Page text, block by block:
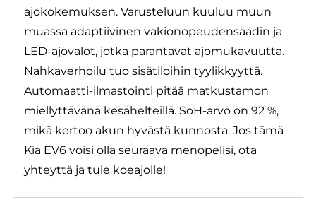
ajokokemuksen. Varusteluun kuuluu muun
muassa adaptiivinen vakionopeudensäädin ja
LED-ajovalot, jotka parantavat ajomukavuutta.
Nahkaverhoilu tuo sisätiloihin tyylikkyyttä.
Automaatti-ilmastointi pitää matkustamon
miellyttävänä kesähelteillä. SoH-arvo on 92 %,
mikä kertoo akun hyvästä kunnosta. Jos tämä
Kia EV6 voisi olla seuraava menopelisi, ota
yhteyttä ja tule koeajolle!